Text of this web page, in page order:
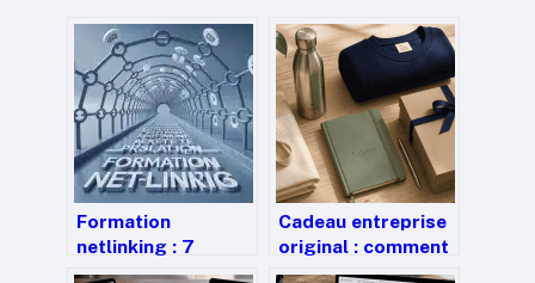
Formation
netlinking : 7
heures pour
Cadeau entreprise
original : comment
transformer un